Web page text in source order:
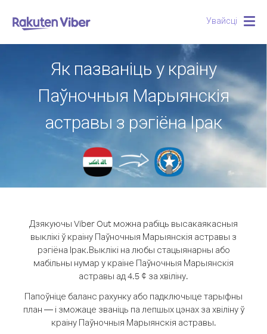
Увайсці
Як пазваніць у краіну
Паўночныя Марыянскія
астравы з рэгіёна Ірак
Дзякуючы Viber Out можна рабіць высакаякасныя
выклікі ў краіну Паўночныя Марыянскія астравы з
рэгіёна Ірак.Выклікі на любы стацыянарны або
мабільны нумар у краіне Паўночныя Марыянскія
астравы ад 4.5 ¢ за хвіліну.
Папоўніце баланс рахунку або падключыце тарыфны
план — і зможаце званіць па лепшых цэнах за хвіліну ў
краіну Паўночныя Марыянскія астравы.